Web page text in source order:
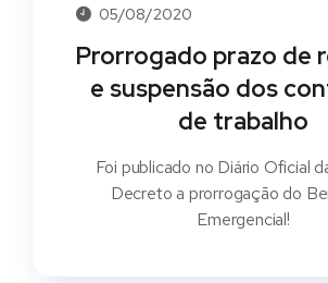
05/08/2020
Prorrogado prazo de
e suspensão dos
de trabalho
Foi publicado no Diário Oficial
Decreto a prorrogação do
Emergencial!